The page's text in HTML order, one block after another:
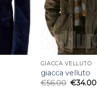
GIACCA VELLUTO
giacca velluto
€56.00 €34.00